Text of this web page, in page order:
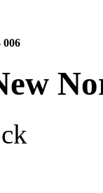
006